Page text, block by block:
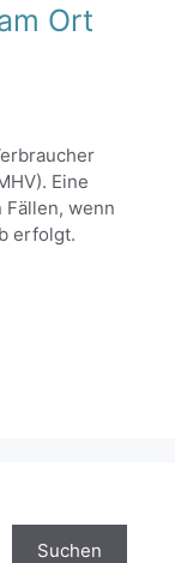
Ort
Eine
wenn
erfolgt.
Suchen